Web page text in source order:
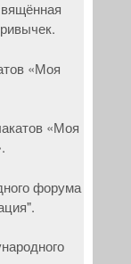
«Моя
форума